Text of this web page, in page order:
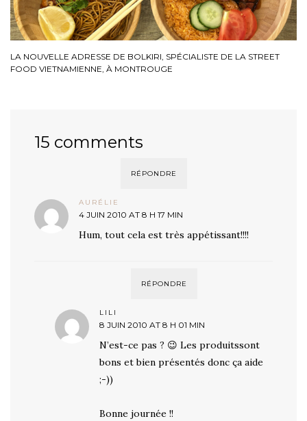
LA NOUVELLE ADRESSE DE BOLKIRI, SPÉCIALISTE DE LA STREET
FOOD VIETNAMIENNE, À MONTROUGE
15 comments
RÉPONDRE
AURÉLIE
4 JUIN 2010 AT 8 H 17 MIN
Hum, tout cela est très appétissant!!!!
RÉPONDRE
LILI
8 JUIN 2010 AT 8 H 01 MIN
N’est-ce pas ? 😉 Les produitssont
bons et bien présentés donc ça aide
;-))
Bonne journée !!